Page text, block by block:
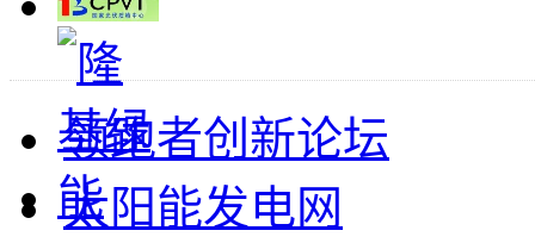
领跑者创新论坛
太阳能发电网